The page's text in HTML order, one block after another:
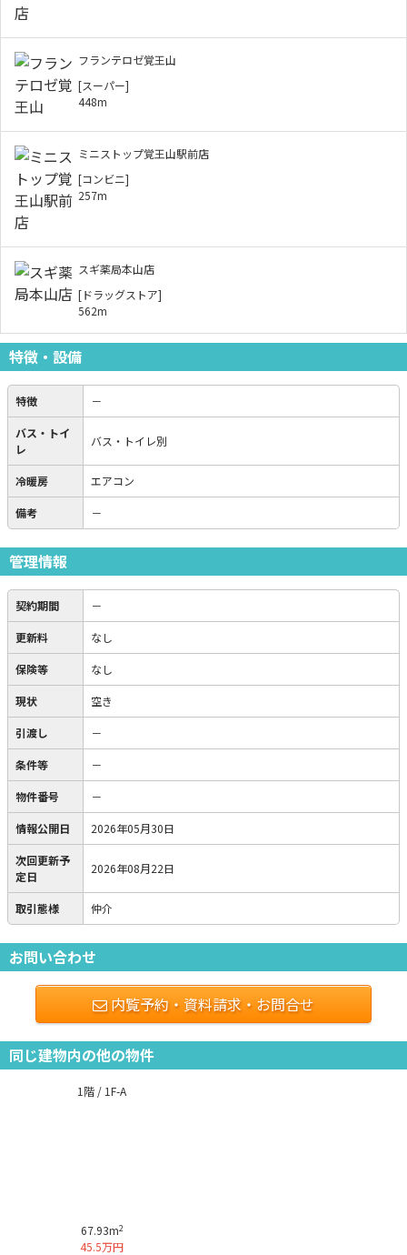
フランテロゼ覚王山
[スーパー]
448m
ミニストップ覚王山駅前店
[コンビニ]
257m
スギ薬局本山店
[ドラッグストア]
562m
特徴・設備
特徴 －
バス・トイ
レ
バス・トイレ別
冷暖房 エアコン
備考 －
管理情報
契約期間 －
更新料 なし
保険等 なし
現状 空き
引渡し －
条件等 －
物件番号 －
情報公開日 2026年05月30日
次回更新予
定日
2026年08月22日
取引態様 仲介
お問い合わせ
内覧予約・資料請求・お問合せ
同じ建物内の他の物件
1階 / 1F-A
67.93m2
45.5万円